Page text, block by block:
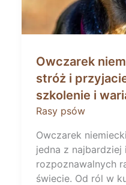
Owczarek
stróż i
szkolenie i
Rasy psów
Owczarek
jedna z najbardziej
rozpoznawalnych
świecie. Od ról w